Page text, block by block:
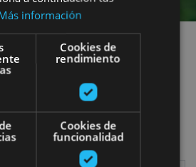
Find plans
1plans
información
Cookies de
rendimiento
Cookies de
funcionalidad